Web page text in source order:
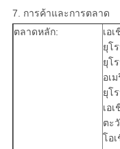
7. การค้าและการตลาด
ตลาดหลัก:
เอ
ยุโ
ยุโ
อเ
ยุโ
เอ
ตะ
โอ